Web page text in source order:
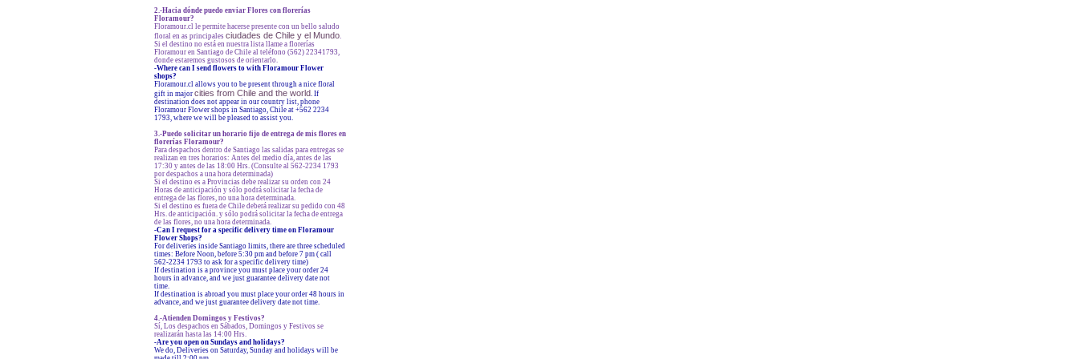
2.-Hacia dónde puedo enviar Flores con florerías
Floramour?
Floramour.cl le permite hacerse presente con un bello saludo
floral en as principales ciudades de Chile y el Mundo.
Si el destino no está en nuestra lista llame a florerías
Floramour en Santiago de Chile al teléfono (562) 22341793,
donde estaremos gustosos de orientarlo.
-Where can I send flowers to with Floramour Flower
shops?
Floramour.cl allows you to be present through a nice floral
gift in major cities from Chile and the world. If
destination does not appear in our country list, phone
Floramour Flower shops in Santiago, Chile at +562 2234
1793, where we will be pleased to assist you.
3.-Puedo solicitar un horario fijo de entrega de mis flores en
florerías Floramour?
Para despachos dentro de Santiago las salidas para entregas se
realizan en tres horarios: Antes del medio día, antes de las
17:30 y antes de las 18:00 Hrs. (Consulte al 562-2234 1793
por despachos a una hora determinada)
Si el destino es a Provincias debe realizar su orden con 24
Horas de anticipación y sólo podrá solicitar la fecha de
entrega de las flores, no una hora determinada.
Si el destino es fuera de Chile deberá realizar su pedido con 48
Hrs. de anticipación. y sólo podrá solicitar la fecha de entrega
de las flores, no una hora determinada.
-Can I request for a specific delivery time on Floramour
Flower Shops?
For deliveries inside Santiago limits, there are three scheduled
times: Before Noon, before 5:30 pm and before 7 pm ( call
562-2234 1793 to ask for a specific delivery time)
If destination is a province you must place your order 24
hours in advance, and we just guarantee delivery date not
time.
If destination is abroad you must place your order 48 hours in
advance, and we just guarantee delivery date not time.
4.-Atienden Domingos y Festivos?
Sí, Los despachos en Sábados, Domingos y Festivos se
realizarán hasta las 14:00 Hrs.
-Are you open on Sundays and holidays?
We do, Deliveries on Saturday, Sunday and holidays will be